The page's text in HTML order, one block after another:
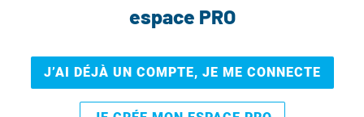
espace PRO
J’AI DÉJÀ UN COMPTE, JE ME CONNECTE